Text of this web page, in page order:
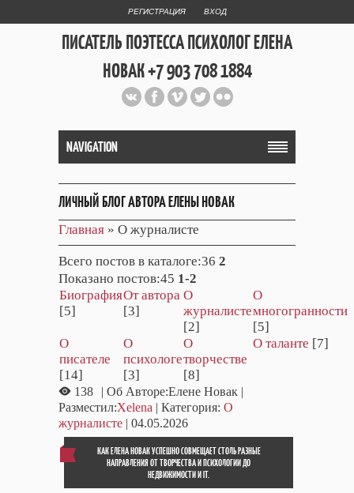
РЕГИСТРАЦИЯ ВХОД
ПИСАТЕЛЬ ПОЭТЕССА ПСИХОЛОГ ЕЛЕНА
НОВАК +7 903 708 1884
Официальный сайт репетитора
и Web Дизайнера Елены Новак
NAVIGATION
ЛИЧНЫЙ БЛОГ АВТОРА ЕЛЕНЫ НОВАК
Главная » О журналисте
Всего постов в каталоге:36 2
Показано постов:45 1-2
Биография
[5]
От автора
[3]
О
журналисте
[2]
О
многогранности
[5]
О
писателе
[14]
О
психологе
[3]
О
творчестве
[8]
О таланте [7]
138 | Об Авторе:Елене Новак |
Разместил:Xelena | Категория: О
журналисте | 04.05.2026
КАК ЕЛЕНА НОВАК УСПЕШНО СОВМЕЩАЕТ СТОЛЬ РАЗНЫЕ
НАПРАВЛЕНИЯ ОТ ТВОРЧЕСТВА И ПСИХОЛОГИИ ДО
НЕДВИЖИМОСТИ И IT.